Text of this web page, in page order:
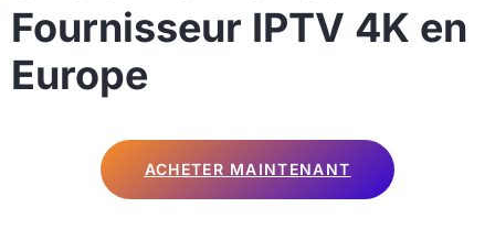
Fournisseur IPTV 4K en
Europe
ACHETER MAINTENANT